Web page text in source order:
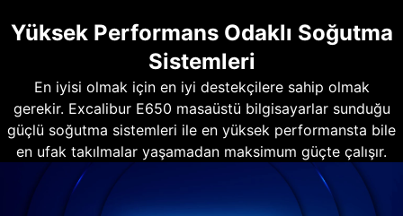
Yüksek Performans Odaklı Soğutma
Sistemleri
En iyisi olmak için en iyi destekçilere sahip olmak
gerekir. Excalibur E650 masaüstü bilgisayarlar sunduğu
güçlü soğutma sistemleri ile en yüksek performansta bile
en ufak takılmalar yaşamadan maksimum güçte çalışır.